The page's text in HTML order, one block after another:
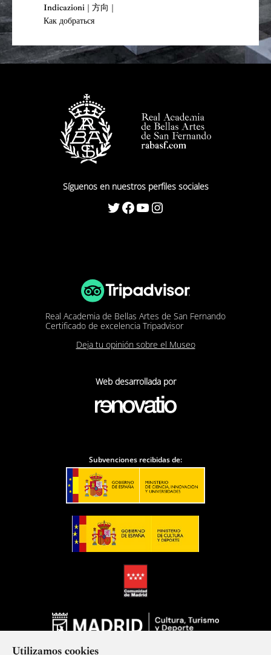
Utilizamos cookies
Indicazioni | 方向 |
Как добраться
Síguenos en nuestros perfiles sociales
Twitter Facebook YouTube Instagram
Real Academia de Bellas Artes de San Fernando
Certificado de excelencia Tripadvisor
Deja tu opinión sobre el Museo
Web desarrollada por
Subvenciones recibidas de: